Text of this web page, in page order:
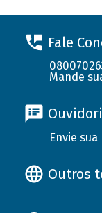
Fale
Mande
Envie
Outros